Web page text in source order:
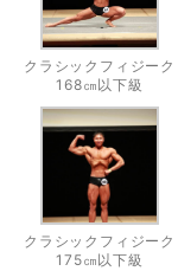
クラシックフィジーク
168㎝以下級
クラシックフィジーク
175㎝以下級